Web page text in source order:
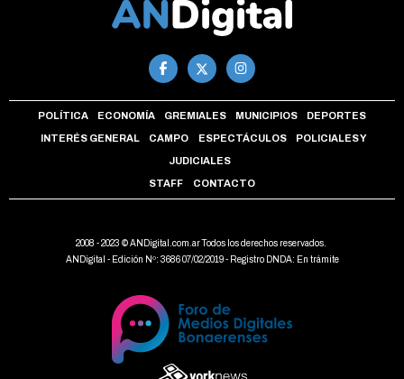
POLÍTICA ECONOMÍA GREMIALES MUNICIPIOS DEPORTES
INTERÉS GENERAL CAMPO ESPECTÁCULOS POLICIALES Y
JUDICIALES
STAFF CONTACTO
2008 - 2023 © ANDigital.com.ar Todos los derechos reservados.
ANDigital - Edición Nº: 3686 07/02/2019 - Registro DNDA: En trámite